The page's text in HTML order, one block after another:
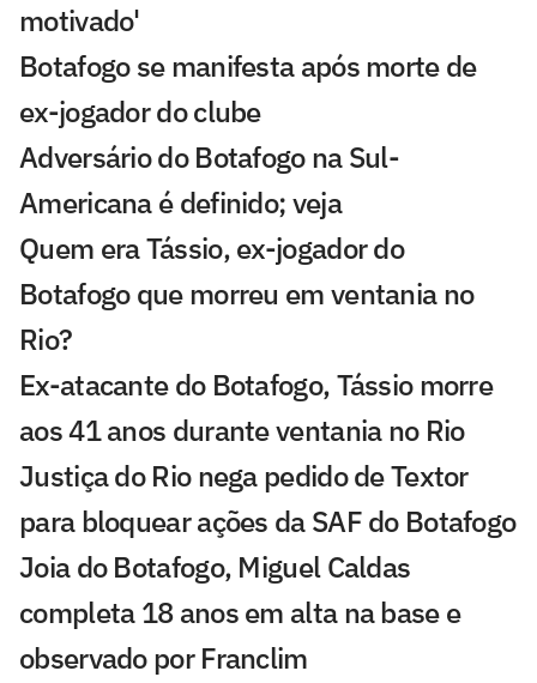
motivado'
Botafogo se manifesta após morte de
ex-jogador do clube
Adversário do Botafogo na Sul-
Americana é definido; veja
Quem era Tássio, ex-jogador do
Botafogo que morreu em ventania no
Rio?
Ex-atacante do Botafogo, Tássio morre
aos 41 anos durante ventania no Rio
Justiça do Rio nega pedido de Textor
para bloquear ações da SAF do Botafogo
Joia do Botafogo, Miguel Caldas
completa 18 anos em alta na base e
observado por Franclim